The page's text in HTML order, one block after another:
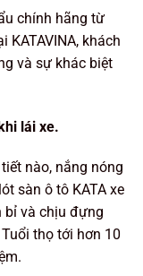
chính hãng từ
KATAVINA, khách
và sự khác biệt
lái xe.
nào, nắng nóng
sàn ô tô KATA xe
bỉ và chịu đựng
thọ tới hơn 10